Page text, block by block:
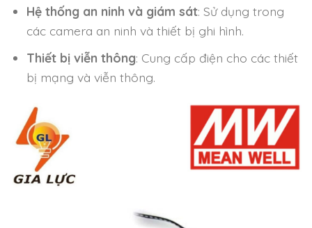
Hệ thống an ninh và giám sát: Sử dụng trong
các camera an ninh và thiết bị ghi hình.
Thiết bị viễn thông: Cung cấp điện cho các thiết
bị mạng và viễn thông.